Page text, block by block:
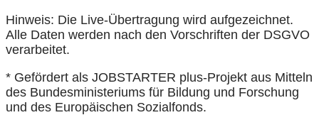
Hinweis: Die Live-Übertragung wird aufgezeichnet.
Alle Daten werden nach den Vorschriften der DSGVO
verarbeitet.
* Gefördert als JOBSTARTER plus-Projekt aus Mitteln
des Bundesministeriums für Bildung und Forschung
und des Europäischen Sozialfonds.